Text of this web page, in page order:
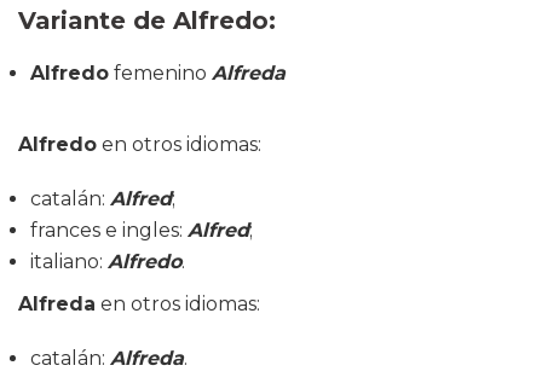
Variante de Alfredo:
Alfredo femenino Alfreda
Alfredo en otros idiomas:
catalán: Alfred;
frances e ingles: Alfred;
italiano: Alfredo.
Alfreda en otros idiomas:
catalán: Alfreda.